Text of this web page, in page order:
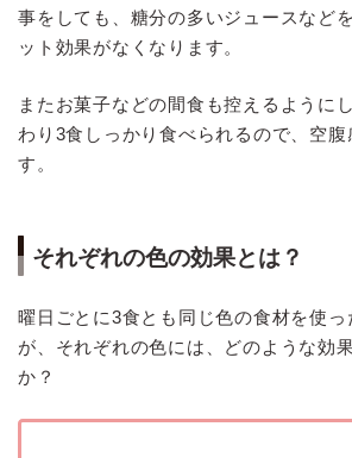
事をしても、糖分の多いジュースなど
ット効果がなくなります。
またお菓子などの間食も控えるように
わり3食しっかり食べられるので、空
す。
それぞれの色の効果とは？
曜日ごとに3食とも同じ色の食材を使っ
が、それぞれの色には、どのような効
か？